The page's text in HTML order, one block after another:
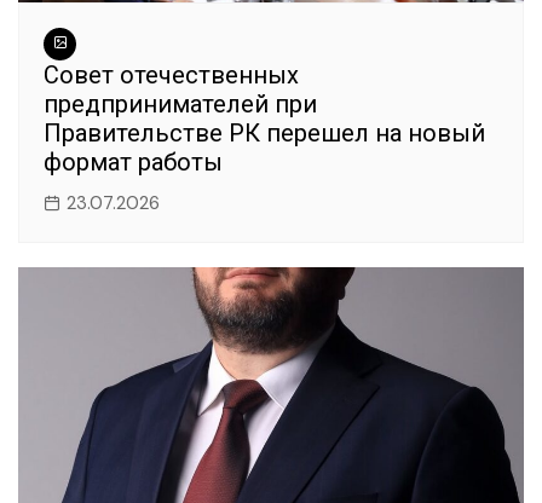
Совет отечественных
предпринимателей при
Правительстве РК перешел на новый
формат работы
23.07.2026